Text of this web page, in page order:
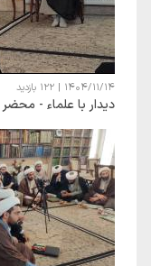
1404/11/14
| 122 بازدید
دیدار با علماء -